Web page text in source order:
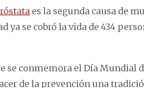
es la segunda causa de
ya se cobró la vida de 434
se conmemora el Día Mundial
de la prevención una